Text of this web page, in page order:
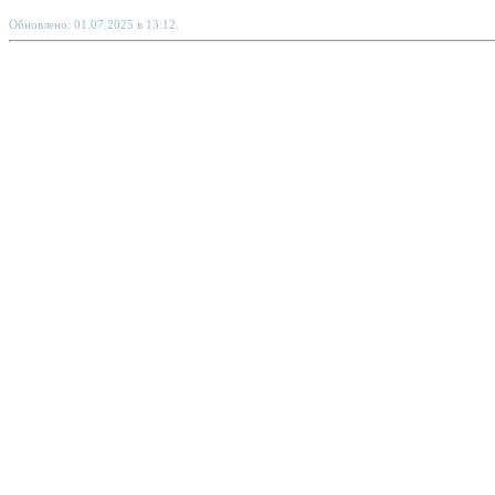
Обновлено: 01.07.2025 в 13:12.